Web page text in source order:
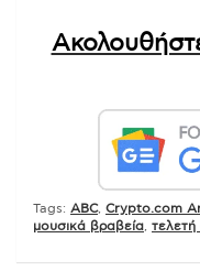
Tags: ABC, Crypto.com
μουσικά βραβεία